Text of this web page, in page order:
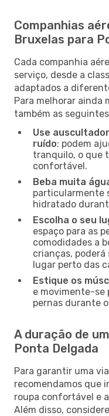
Companhias
Bruxelas para
Cada companhia
serviço, desde a
adaptados a
Para melhorar ainda
também as
Use
ruído: podem
tranquilo, o que
confortável.
Beba muita
particularmente
hidratado
Escolha o seu
espaço para as
comodidades a
crianças, poderá
lugar perto das
Estique os
e movimente-se
pernas durante
A duração de
Ponta Delgada
Para garantir uma
recomendamos que
roupa confortável e
Além disso,